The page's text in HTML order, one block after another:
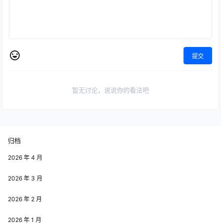
提交
暂无讨论，说说你的看法吧
归档
2026 年 4 月
2026 年 3 月
2026 年 2 月
2026 年 1 月